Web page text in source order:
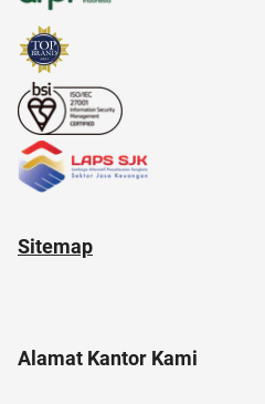
Sitemap
Alamat Kantor Kami